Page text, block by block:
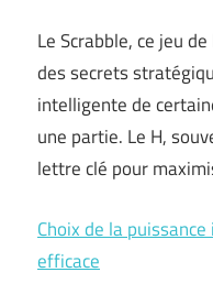
Le Scrabble, ce jeu
des secrets
intelligente de
une partie. Le H,
lettre clé pour
Choix de la
efficace